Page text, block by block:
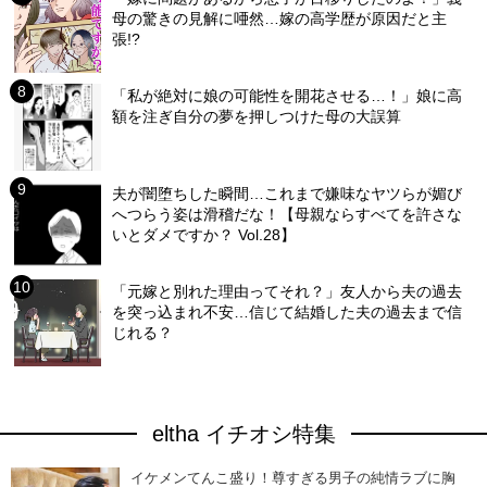
母の驚きの見解に唖然…嫁の高学歴が原因だと主
張!?
「私が絶対に娘の可能性を開花させる…！」娘に高
額を注ぎ自分の夢を押しつけた母の大誤算
夫が闇堕ちした瞬間…これまで嫌味なヤツらが媚び
へつらう姿は滑稽だな！【母親ならすべてを許さな
いとダメですか？ Vol.28】
「元嫁と別れた理由ってそれ？」友人から夫の過去
を突っ込まれ不安…信じて結婚した夫の過去まで信
じれる？
eltha イチオシ特集
イケメンてんこ盛り！尊すぎる男子の純情ラブに胸